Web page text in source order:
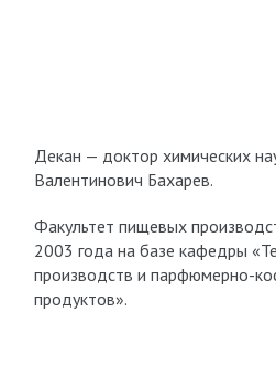
Декан — доктор химических
Валентинович Бахарев.
Факультет пищевых
2003 года на базе кафедры
производств и парфюмерно-
продуктов».